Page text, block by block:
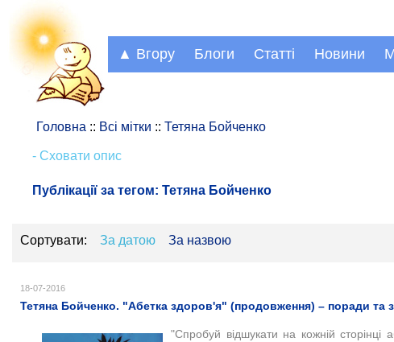
▲ Вгору Блоги Статті Новини
Головна :: Всі мітки :: Тетяна Бойченко
- Сховати опис
Публікації за тегом: Тетяна Бойченко
Сортувати: За датою За назвою
18-07-2016
Тетяна Бойченко. "Абетка здоров'я" (продовження) – поради та
"Спробуй відшукати на кожній сторінці